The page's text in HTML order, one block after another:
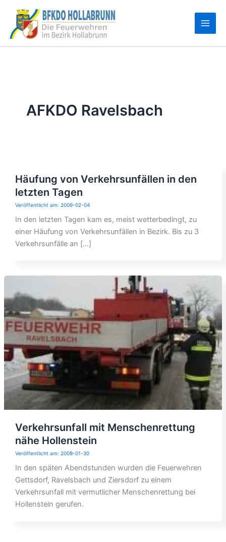
Inhalt
springen
AFKDO Ravelsbach
Häufung von Verkehrsunfällen in den
letzten Tagen
2009-02-04
In den letzten Tagen kam es, meist wetterbedingt, zu
einer Häufung von Verkehrsunfällen in Bezirk. Bis zu 3
Verkehrsunfälle an […]
Verkehrsunfall mit Menschenrettung
nähe Hollenstein
2009-01-30
In den späten Abendstunden wurden die Feuerwehren
Gettsdorf, Ravelsbach und Ziersdorf zu einem
Verkehrsunfall mit vermutlicher Menschenrettung bei
Hollenstein gerufen.